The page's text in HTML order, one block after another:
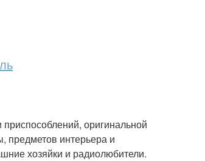
оригинальной
предметов интерьера и
хозяйки и радиолюбители.